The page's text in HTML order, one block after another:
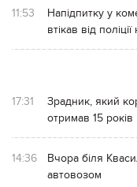
11:53
Напідпитку у
втікав від
17:31
Зрадник, який
отримав 15 років
14:36
Вчора біля
автовозом